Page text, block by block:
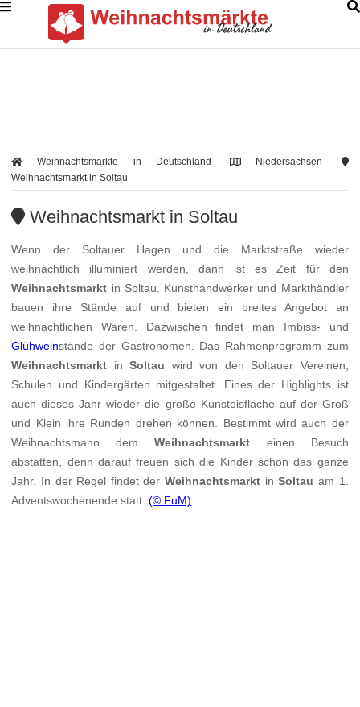
Weihnachtsmärkte in Deutschland
Niedersachsen
Weihnachtsmarkt in Soltau
Weihnachtsmarkt in Soltau
Wenn der Soltauer Hagen und die Marktstraße wieder
weihnachtlich illuminiert werden, dann ist es Zeit für den
Weihnachtsmarkt in Soltau. Kunsthandwerker und Markthändler
bauen ihre Stände auf und bieten ein breites Angebot an
weihnachtlichen Waren. Dazwischen findet man Imbiss- und
Glühweinstände der Gastronomen. Das Rahmenprogramm zum
Weihnachtsmarkt inSoltau wird von den Soltauer Vereinen,
Schulen und Kindergärten mitgestaltet. Eines der Highlights ist
auch dieses Jahr wieder die große Kunsteisfläche auf der Groß
und Klein ihre Runden drehen können. Bestimmt wird auch der
Weihnachtsmann demWeihnachtsmarkt einen Besuch
abstatten, denn darauf freuen sich die Kinder schon das ganze
Jahr. In der Regel findet derWeihnachtsmarkt inSoltau am 1.
Adventswochenende statt.(© FuM)